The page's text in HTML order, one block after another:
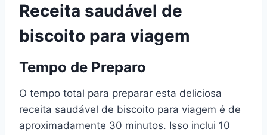
Receita saudável de
biscoito para viagem
Tempo de Preparo
O tempo total para preparar esta deliciosa
receita saudável de biscoito para viagem é de
aproximadamente 30 minutos. Isso inclui 10